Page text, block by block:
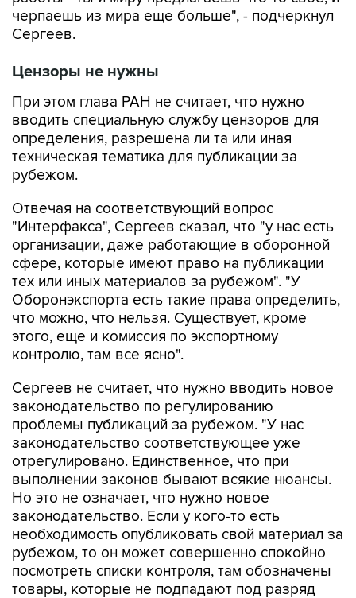
черпаешь из мира еще больше", - подчеркнул
Сергеев.
Цензоры не нужны
При этом глава РАН не считает, что нужно
вводить специальную службу цензоров для
определения, разрешена ли та или иная
техническая тематика для публикации за
рубежом.
Отвечая на соответствующий вопрос
"Интерфакса", Сергеев сказал, что "у нас есть
организации, даже работающие в оборонной
сфере, которые имеют право на публикации
тех или иных материалов за рубежом". "У
Оборонэкспорта есть такие права определить,
что можно, что нельзя. Существует, кроме
этого, еще и комиссия по экспортному
контролю, там все ясно".
Сергеев не считает, что нужно вводить новое
законодательство по регулированию
проблемы публикаций за рубежом. "У нас
законодательство соответствующее уже
отрегулировано. Единственное, что при
выполнении законов бывают всякие нюансы.
Но это не означает, что нужно новое
законодательство. Если у кого-то есть
необходимость опубликовать свой материал за
рубежом, то он может совершенно спокойно
посмотреть списки контроля, там обозначены
товары, которые не подпадают под разряд